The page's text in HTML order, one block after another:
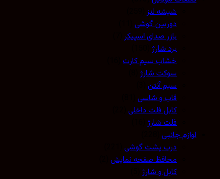
شیشه لنز(259)
دوربین گوشی(11)
بازر صدای اسپیکر(7)
برد شارژ(150)
خشاب سیم کارت(16)
سوکت شارژ(8)
سیم آنتن(3)
قاب و شاسی(81)
کابل فلت داخلی(22)
فلت شارژ(16)
لوازم جانبی(228)
درب پشت گوشی(221)
محافظ صفحه نمایش(2)
کابل و شارژ(5)